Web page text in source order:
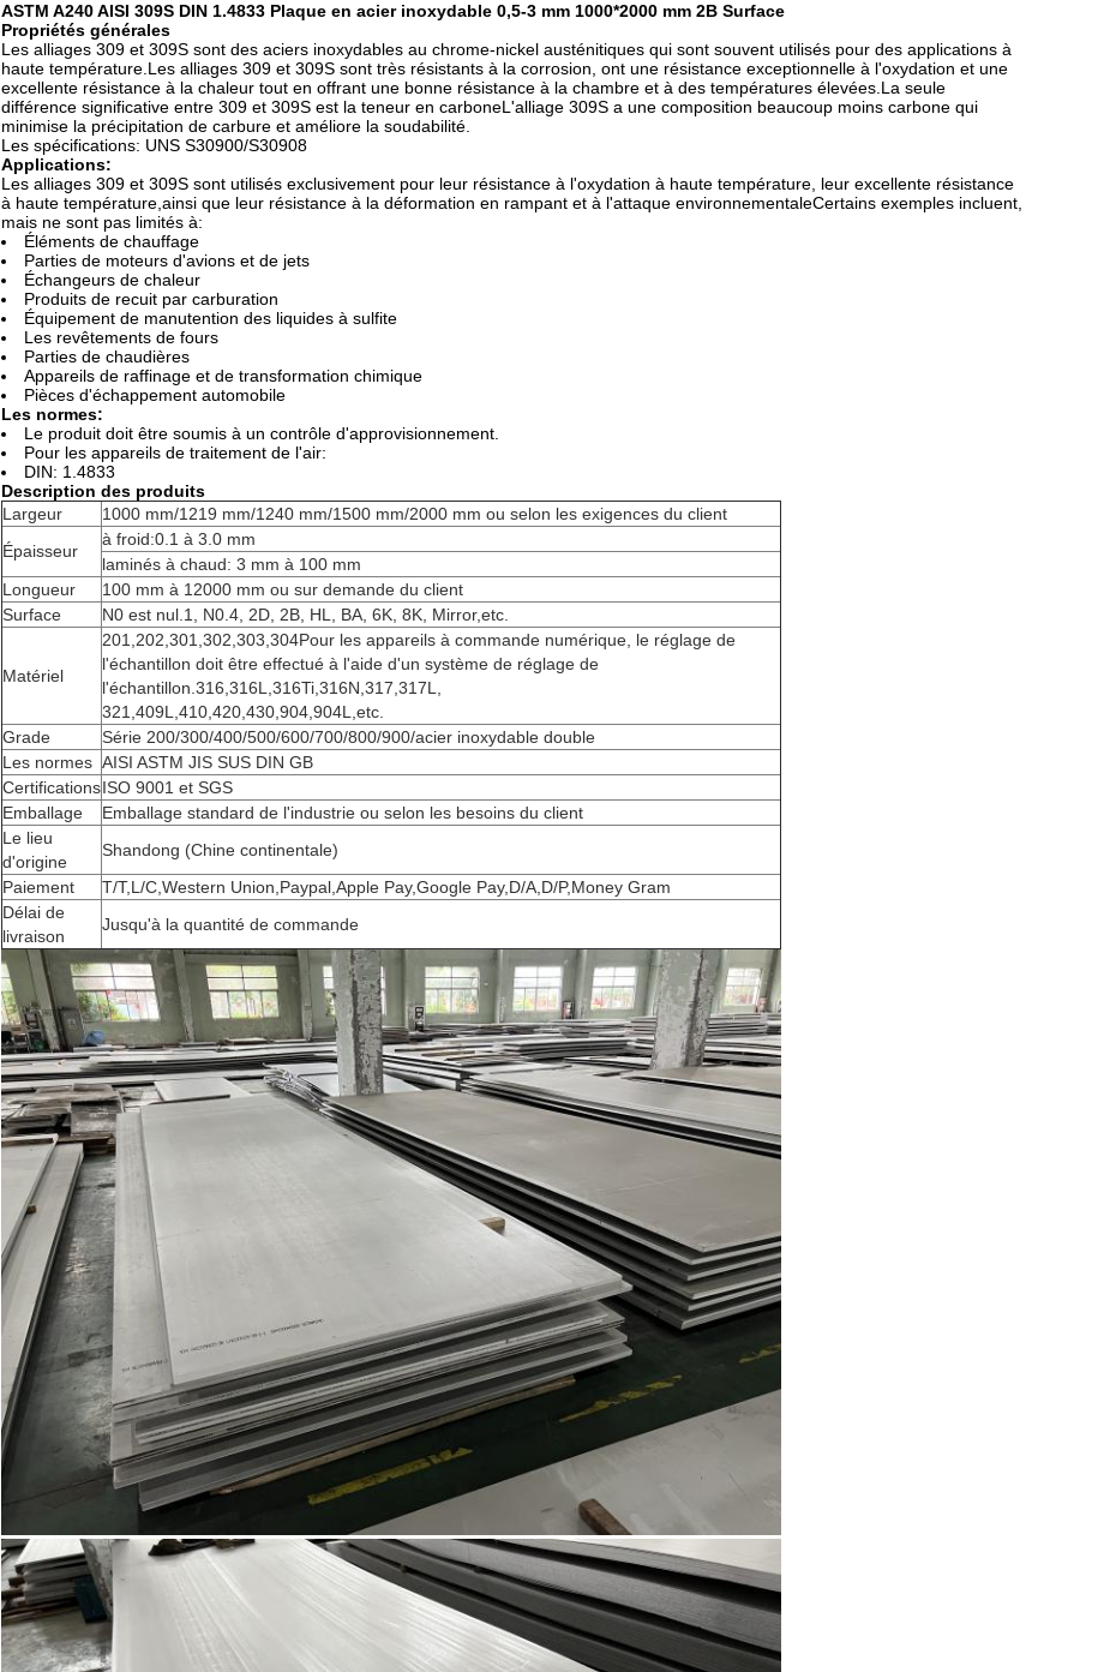
ASTM A240 AISI 309S DIN 1.4833 Plaque en acier inoxydable 0,5-3 mm 1000*2000 mm 2B Surface
Propriétés générales
Les alliages 309 et 309S sont des aciers inoxydables au chrome-nickel austénitiques qui sont souvent utilisés pour des applications à
haute température.Les alliages 309 et 309S sont très résistants à la corrosion, ont une résistance exceptionnelle à l'oxydation et une
excellente résistance à la chaleur tout en offrant une bonne résistance à la chambre et à des températures élevées.La seule
différence significative entre 309 et 309S est la teneur en carboneL'alliage 309S a une composition beaucoup moins carbone qui
minimise la précipitation de carbure et améliore la soudabilité.
Les spécifications: UNS S30900/S30908
Applications:
Les alliages 309 et 309S sont utilisés exclusivement pour leur résistance à l'oxydation à haute température, leur excellente résistance
à haute température,ainsi que leur résistance à la déformation en rampant et à l'attaque environnementaleCertains exemples incluent,
mais ne sont pas limités à:
Éléments de chauffage
Parties de moteurs d'avions et de jets
Échangeurs de chaleur
Produits de recuit par carburation
Équipement de manutention des liquides à sulfite
Les revêtements de fours
Parties de chaudières
Appareils de raffinage et de transformation chimique
Pièces d'échappement automobile
Les normes:
Le produit doit être soumis à un contrôle d'approvisionnement.
Pour les appareils de traitement de l'air:
DIN: 1.4833
Description des produits
Largeur
1000 mm/1219 mm/1240 mm/1500 mm/2000 mm ou selon les exigences du client
Épaisseur
à froid:0.1 à 3.0 mm
laminés à chaud: 3 mm à 100 mm
Longueur
100 mm à 12000 mm ou sur demande du client
Surface
N0 est nul.1, N0.4, 2D, 2B, HL, BA, 6K, 8K, Mirror,etc.
Matériel
201,202,301,302,303,304Pour les appareils à commande numérique, le réglage de
l'échantillon doit être effectué à l'aide d'un système de réglage de
l'échantillon.316,316L,316Ti,316N,317,317L,
321,409L,410,420,430,904,904L,etc.
Grade
Série 200/300/400/500/600/700/800/900/acier inoxydable double
Les normes AISI ASTM JIS SUS DIN GB
CertificationsISO 9001 et SGS
Emballage
Emballage standard de l'industrie ou selon les besoins du client
Le lieu
d'origine
Shandong (Chine continentale)
Paiement
T/T,L/C,Western Union,Paypal,Apple Pay,Google Pay,D/A,D/P,Money Gram
Délai de
livraison
Jusqu'à la quantité de commande